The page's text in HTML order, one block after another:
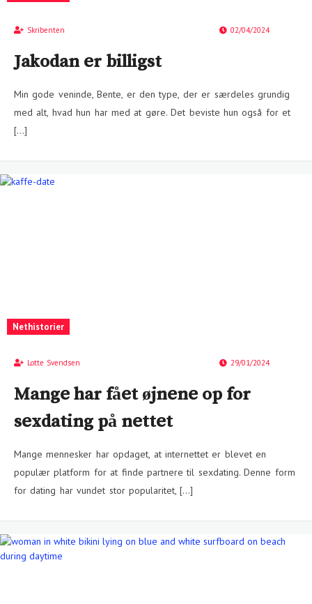
Skribenten 02/04/2024
Jakodan er billigst
Min gode veninde, Bente, er den type, der er særdeles grundig
med alt, hvad hun har med at gøre. Det beviste hun også for et
[…]
Nethistorier
Lotte Svendsen 29/01/2024
Mange har fået øjnene op for
sexdating på nettet
Mange mennesker har opdaget, at internettet er blevet en
populær platform for at finde partnere til sexdating. Denne form
for dating har vundet stor popularitet, […]